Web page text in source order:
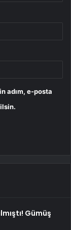
adım, e-posta
Gümüş